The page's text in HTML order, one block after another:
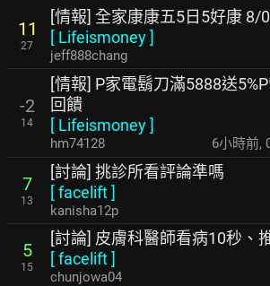
11
27
[情報] 全家康康五5日5好康 8/
[ Lifeismoney]
jeff888chang
-2
14
[情報] P家電鬍刀滿5888送
回饋
[ Lifeismoney]
hm74128 6小時前,
7
13
[討論] 挑診所看評論準嗎
[facelift]
kanisha12p
5
15
[討論] 皮膚科醫師看病10秒、
[facelift]
chunjowa04